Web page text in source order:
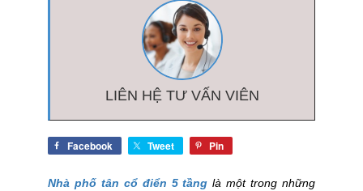
LIÊN HỆ TƯ VẤN VIÊN
Facebook Tweet Pin
Nhà phố tân cổ điển 5 tầng là một trong những